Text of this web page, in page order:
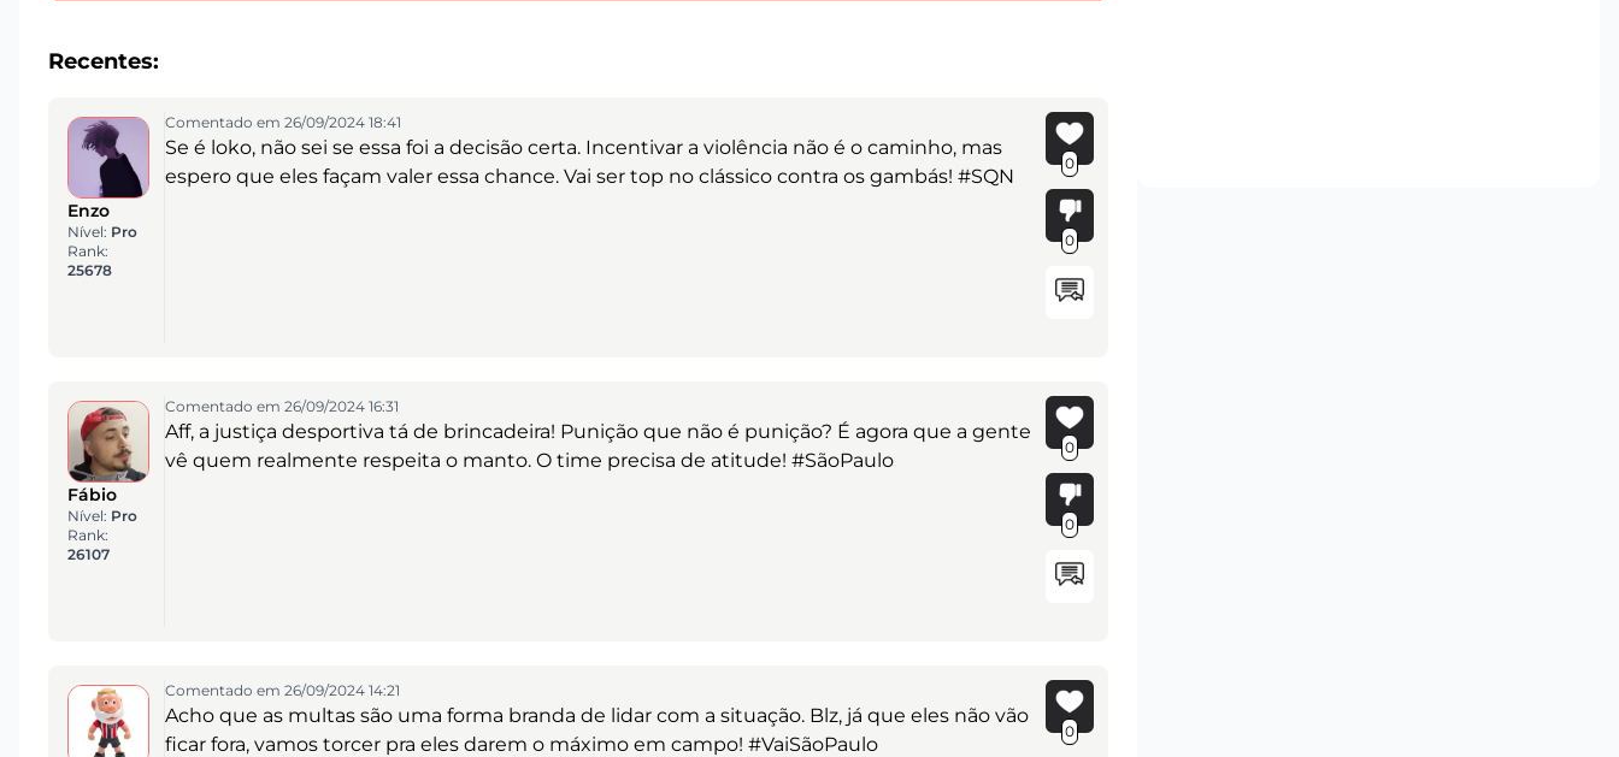
Recentes:
Enzo
Nível: Pro
Rank:
25678
Comentado em 26/09/2024 18:41
Se é loko, não sei se essa foi a decisão certa. Incentivar a violência não é o caminho, mas
espero que eles façam valer essa chance. Vai ser top no clássico contra os gambás! #SQN
0
0
Fábio
Nível: Pro
Rank:
26107
Comentado em 26/09/2024 16:31
Aff, a justiça desportiva tá de brincadeira! Punição que não é punição? É agora que a gente
vê quem realmente respeita o manto. O time precisa de atitude! #SãoPaulo
0
0
Comentado em 26/09/2024 14:21
Acho que as multas são uma forma branda de lidar com a situação. Blz, já que eles não vão
ficar fora, vamos torcer pra eles darem o máximo em campo! #VaiSãoPaulo
0